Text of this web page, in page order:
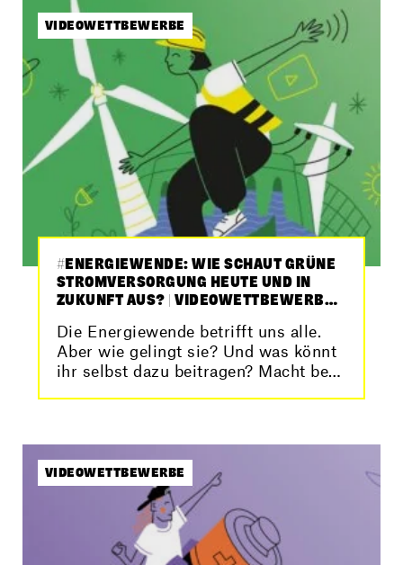
VIDEOWETTBEWERBE
#ENERGIEWENDE: WIE SCHAUT GRÜNE
STROMVERSORGUNG HEUTE UND IN
ZUKUNFT AUS? | VIDEOWETTBEWERB
Die Energiewende betrifft uns alle.
Aber wie gelingt sie? Und was könnt
ihr selbst dazu beitragen? Macht bei
VIDEOWETTBEWERBE